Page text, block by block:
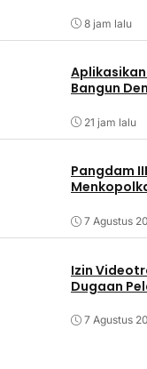
8 jam lalu
Bangun
21 jam lalu
Pangdam
7 Agustus
Izin
Dugaan
7 Agustus